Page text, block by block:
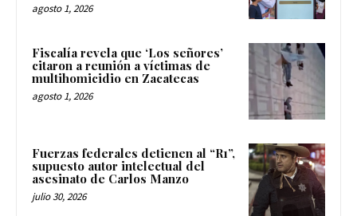
agosto 1, 2026
Fiscalía revela que ‘Los señores’
citaron a reunión a víctimas de
multihomicidio en Zacatecas
agosto 1, 2026
Fuerzas federales detienen al “R1”,
supuesto autor intelectual del
asesinato de Carlos Manzo
julio 30, 2026